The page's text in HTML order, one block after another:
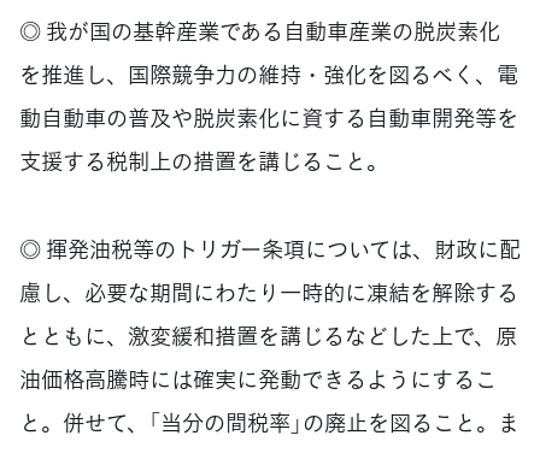
◎ 我が国の基幹産業である自動車産業の脱炭素化
を推進し、国際競争力の維持・強化を図るべく、電
動自動車の普及や脱炭素化に資する自動車開発等を
支援する税制上の措置を講じること。
◎ 揮発油税等のトリガー条項については、財政に配
慮し、必要な期間にわたり一時的に凍結を解除する
とともに、激変緩和措置を講じるなどした上で、原
油価格高騰時には確実に発動できるようにするこ
と。併せて、「当分の間税率」の廃止を図ること。ま